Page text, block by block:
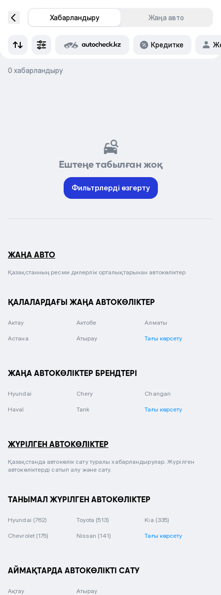
Хабарландыру Жаңа авто
Кредитке
0 хабарландыру
Ештеңе табылған жоқ
Фильтрлерді өзгерту
ЖАҢА АВТО
Қазақстанның ресми дилерлік орталықтарынан автокөліктер
ҚАЛАЛАРДАҒЫ ЖАҢА АВТОКӨЛІКТЕР
Актау Актобе Алматы
Астана Атырау Тағы көрсету
ЖАҢА АВТОКӨЛІКТЕР БРЕНДТЕРІ
Hyundai Chery Changan
Haval Tank Тағы көрсету
ЖҮРІЛГЕН АВТОКӨЛІКТЕР
Қазақстанда автокөлік сату туралы хабарландырулар. Жүрілген
автокөліктерді сатып алу және сату.
ТАНЫМАЛ ЖҮРІЛГЕН АВТОКӨЛІКТЕР
Hyundai (762) Toyota (513) Kia (335)
Chevrolet (175) Nissan (141) Тағы көрсету
АЙМАҚТАРДА АВТОКӨЛІКТІ САТУ
Ақтау Атырау